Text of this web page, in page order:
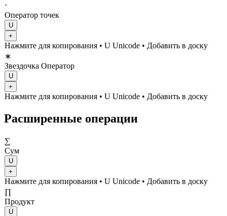
⋅
Оператор точек
U
+
Нажмите для копирования • U Unicode • Добавить в доску
∗
Звездочка Оператор
U
+
Нажмите для копирования • U Unicode • Добавить в доску
Расширенные операции
∑
Сум
U
+
Нажмите для копирования • U Unicode • Добавить в доску
∏
Продукт
U